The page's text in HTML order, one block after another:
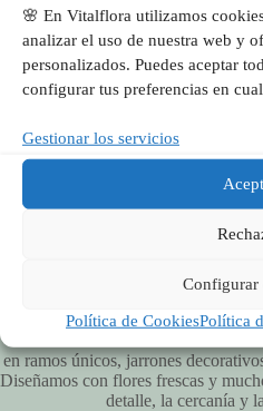
🌸 En Vitalflora utilizamos
analizar el uso de nuestra web y
personalizados. Puedes aceptar
configurar tus preferencias en
Gestionar los servicios
Configurar
Política de CookiesPolítica
carrito
Síguenos en
Vitalflora es una floristería artesanal
en ramos únicos, jarrones
Diseñamos con flores frescas y
detalle, la cercanía y